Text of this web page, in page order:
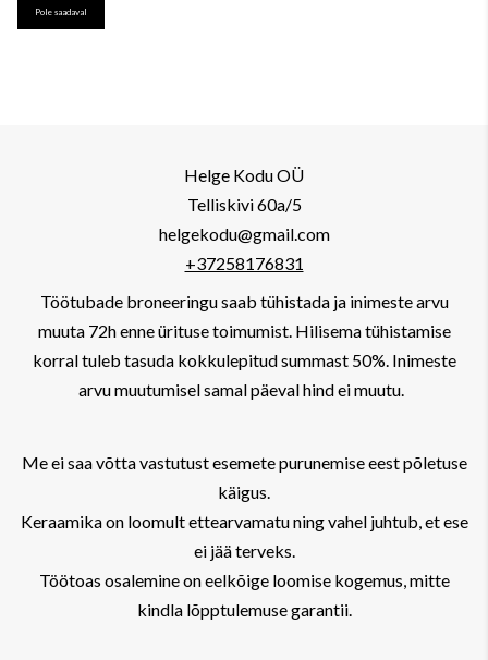
Pole saadaval
Helge Kodu OÜ
Telliskivi 60a/5
helgekodu@gmail.com
+37258176831
Töötubade broneeringu saab tühistada ja inimeste arvu
muuta 72h enne ürituse toimumist. Hilisema tühistamise
korral tuleb tasuda kokkulepitud summast 50%. Inimeste
arvu muutumisel samal päeval hind ei muutu.
Me ei saa võtta vastutust esemete purunemise eest põletuse
käigus.
Keraamika on loomult ettearvamatu ning vahel juhtub, et ese
ei jää terveks.
Töötoas osalemine on eelkõige loomise kogemus, mitte
kindla lõpptulemuse garantii.